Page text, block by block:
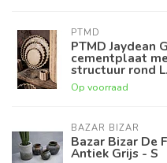
PTMD
PTMD Jaydean
cementplaat
structuur rond L.
Op voorraad
BAZAR BIZAR
Bazar Bizar De
Antiek Grijs - S